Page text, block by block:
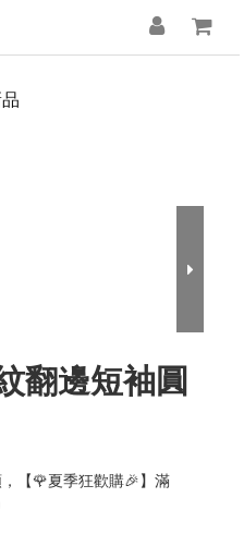
翻邊短袖圓
【🌹夏季狂歡購🎉】滿